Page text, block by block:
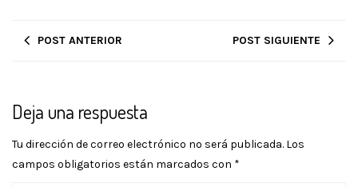
POST ANTERIOR POST SIGUIENTE
Deja una respuesta
Tu dirección de correo electrónico no será publicada. Los
campos obligatorios están marcados con *